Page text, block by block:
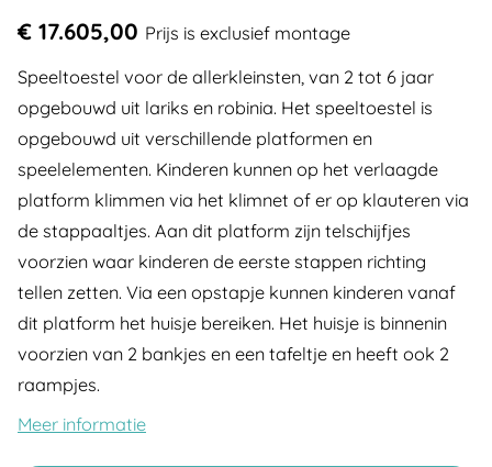
€ 17.605,00 Prijs is exclusief montage
Speeltoestel voor de allerkleinsten, van 2 tot 6 jaar
opgebouwd uit lariks en robinia. Het speeltoestel is
opgebouwd uit verschillende platformen en
speelelementen. Kinderen kunnen op het verlaagde
platform klimmen via het klimnet of er op klauteren via
de stappaaltjes. Aan dit platform zijn telschijfjes
voorzien waar kinderen de eerste stappen richting
tellen zetten. Via een opstapje kunnen kinderen vanaf
dit platform het huisje bereiken. Het huisje is binnenin
voorzien van 2 bankjes en een tafeltje en heeft ook 2
raampjes.
Meer informatie